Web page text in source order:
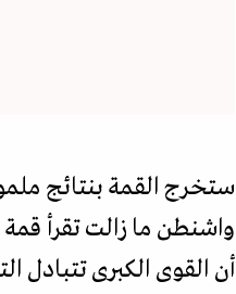
ستخرج القمة بنتائج
واشنطن ما زالت تقرأ
أن القوى الكبرى تتبادل